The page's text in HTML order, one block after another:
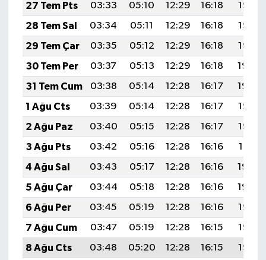
27 Tem Pts
03:33 05:10 12:29 16:18
19:37
28 Tem Sal
03:34 05:11 12:29 16:18
19:36
29 Tem Çar
03:35 05:12 12:29 16:18
19:35
30 Tem Per
03:37 05:13 12:29 16:18
19:34
31 Tem Cum
03:38 05:14 12:28 16:17
19:34
1 Ağu Cts
03:39 05:14 12:28 16:17
19:33
2 Ağu Paz
03:40 05:15 12:28 16:17
19:32
3 Ağu Pts
03:42 05:16 12:28 16:16
19:31
4 Ağu Sal
03:43 05:17 12:28 16:16
19:30
5 Ağu Çar
03:44 05:18 12:28 16:16
19:29
6 Ağu Per
03:45 05:19 12:28 16:16
19:28
7 Ağu Cum
03:47 05:19 12:28 16:15
19:27
8 Ağu Cts
03:48 05:20 12:28 16:15
19:25